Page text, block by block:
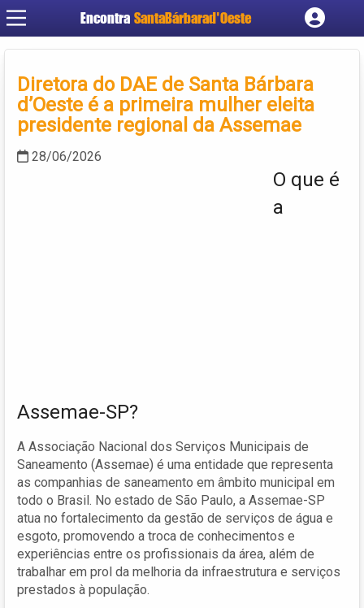
Encontra SantaBárbarad'Oeste
Cadastrar empresa
Criar conta
Diretora do DAE de Santa Bárbara
d’Oeste é a primeira mulher eleita
presidente regional da Assemae
28/06/2026
O que é
a
Assemae-SP?
A Associação Nacional dos Serviços Municipais de
Saneamento (Assemae) é uma entidade que representa
as companhias de saneamento em âmbito municipal em
todo o Brasil. No estado de São Paulo, a Assemae-SP
atua no fortalecimento da gestão de serviços de água e
esgoto, promovendo a troca de conhecimentos e
experiências entre os profissionais da área, além de
trabalhar em prol da melhoria da infraestrutura e serviços
prestados à população.